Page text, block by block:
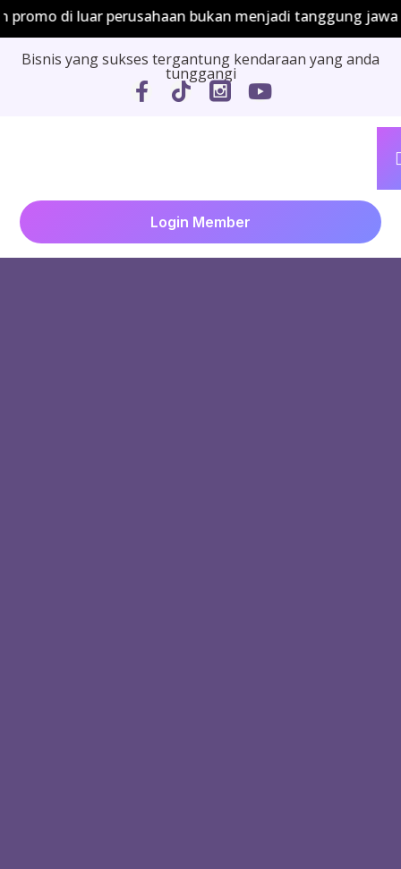
luar perusahaan bukan menjadi tanggung jawab
Bisnis yang sukses tergantung kendaraan yang anda
tunggangi
Login Member